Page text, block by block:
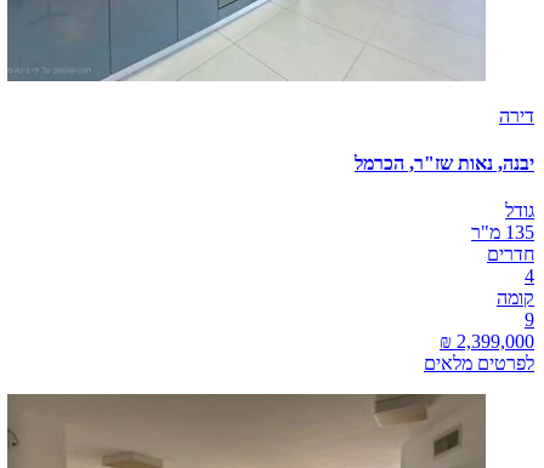
דירה
יבנה, נאות שז"ר, הכרמל
גודל
135 מ"ר
חדרים
4
קומה
9
לפרטים מלאים